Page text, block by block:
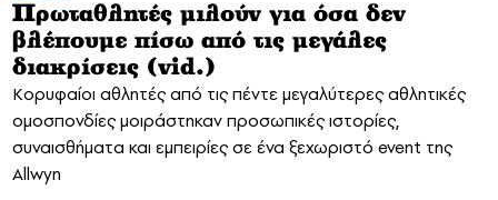
Πρωταθλητές μιλούν για όσα δεν
βλέπουμε πίσω από τις μεγάλες
διακρίσεις (vid.)
Κορυφαίοι αθλητές από τις πέντε μεγαλύτερες αθλητικές
ομοσπονδίες μοιράστηκαν προσωπικές ιστορίες,
συναισθήματα και εμπειρίες σε ένα ξεχωριστό event της
Allwyn